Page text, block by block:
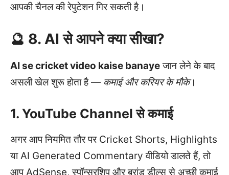
आपकी चैनल की रेपुटेशन गिर सकती है।
🔮 8. AI से आपने क्या सीखा?
AI se cricket video kaise banayeजान लेने के बाद
असली खेल शुरू होता है — कमाई और करियर के मौके।
1. YouTube Channel से कमाई
अगर आप नियमित तौर पर Cricket Shorts, Highlights
या AI Generated Commentary वीडियो डालते हैं, तो
आप AdSense, स्पॉन्सरशिप और ब्रांड डील्स से अच्छी कमाई